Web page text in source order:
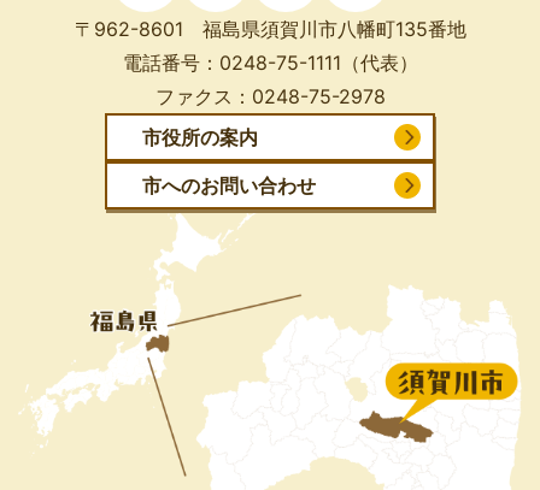
〒962-8601 福島県須賀川市八幡町135番地
電話番号： 0248-75-1111 （代表）
ファクス： 0248-75-2978
市役所の案内
市へのお問い合わせ